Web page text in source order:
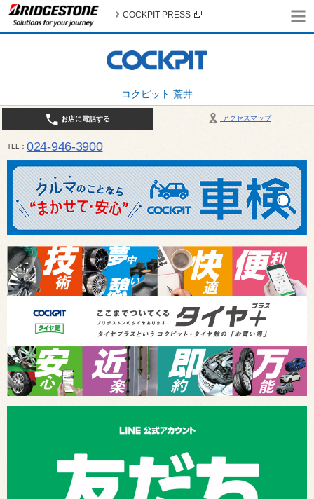
コクピット 荒井
COCKPIT PRESS
アクセスマップ
お店に電話する
TEL 024-946-3900
平日 9:30～19:00 日・祝日 9:30～18:00 / 定休日：毎週火曜日・繁忙期（4月・12月）を除
ご確認ください。